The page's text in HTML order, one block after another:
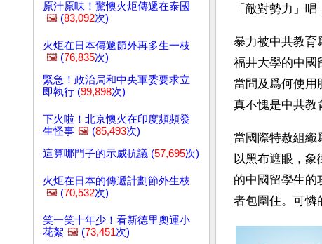
原汁原味！驚懊火炬傳遞在泰國
🖼️ (83,092次)
火炬在日本傳遞節外再多生一枝
🖼️ (76,835次)
緊急！政治局和中央軍委要求立
即執行 (99,898次)
下火啦！北京懊火在印度頻頻發
生怪事 🖼️ (85,493次)
這算哪門子的示威抗議 (57,695次)
火炬在日本的傳遞計劃節外生枝
🖼️ (70,532次)
笑一笑十年少！看新德里奧運小
花絮 🖼️ (73,451次)
「敵對勢力」唱
暴力被中共教育
福井大學的中國
當問及爲何使用
真不愧是中共教
當國際特赦組織
以黑布遮眼，象
的中國留學生的
者包圍住。可憐